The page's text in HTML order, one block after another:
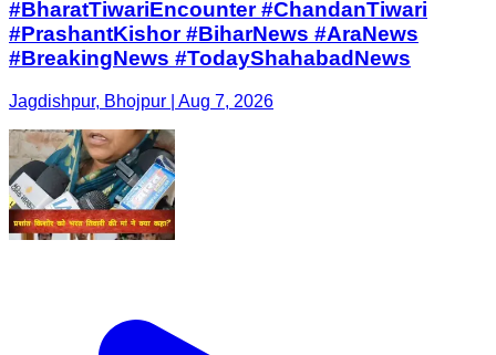
#BharatTiwariEncounter #ChandanTiwari
#PrashantKishor #BiharNews #AraNews
#BreakingNews #TodayShahabadNews
Jagdishpur, Bhojpur | Aug 7, 2026